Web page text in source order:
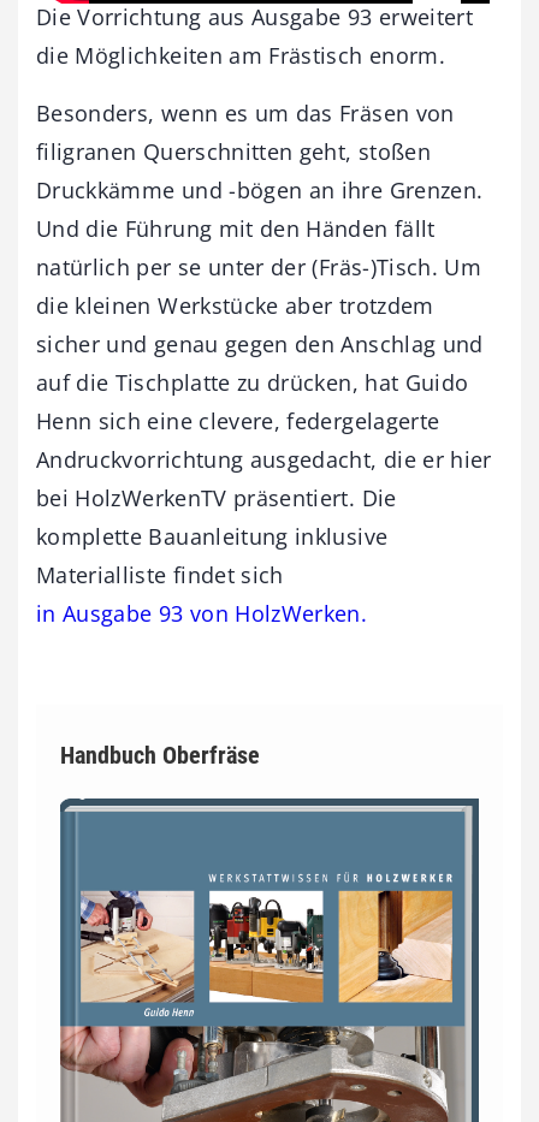
Die Vorrichtung aus Ausgabe 93 erweitert
die Möglichkeiten am Frästisch enorm.
Besonders, wenn es um das Fräsen von
filigranen Querschnitten geht, stoßen
Druckkämme und -bögen an ihre Grenzen.
Und die Führung mit den Händen fällt
natürlich per se unter der (Fräs-)Tisch. Um
die kleinen Werkstücke aber trotzdem
sicher und genau gegen den Anschlag und
auf die Tischplatte zu drücken, hat Guido
Henn sich eine clevere, federgelagerte
Andruckvorrichtung ausgedacht, die er hier
bei HolzWerkenTV präsentiert. Die
komplette Bauanleitung inklusive
Materialliste findet sich
in Ausgabe 93 von HolzWerken.
Handbuch Oberfräse